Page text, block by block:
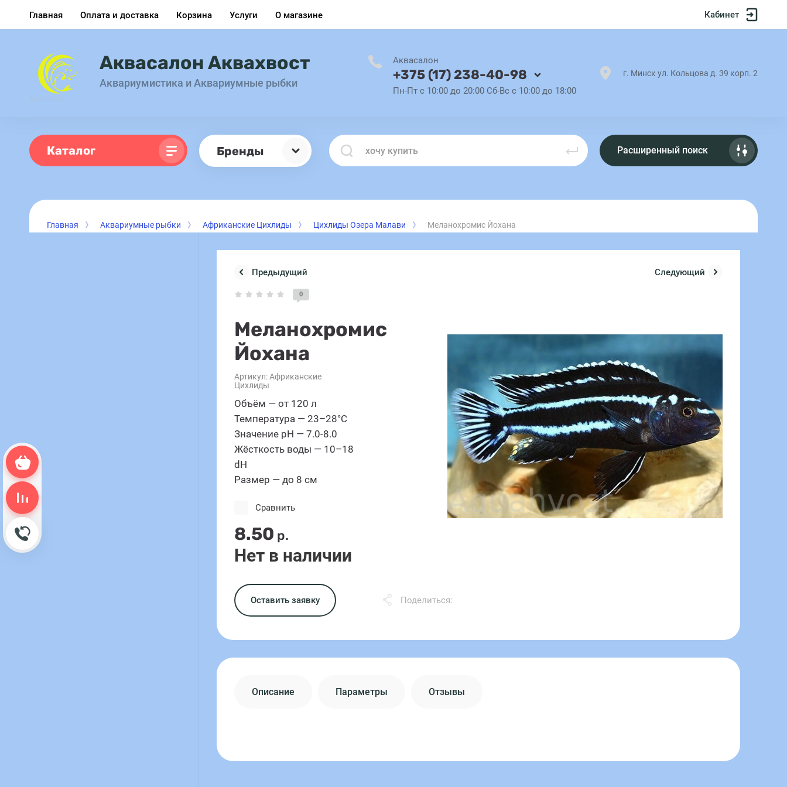
Корзина пуста
Обратный звонок
Главная Оплата и доставка Корзина Услуги О магазине Кабинет
Аквасалон Аквахвост
Аквариумистика и Аквариумные рыбки
Аквасалон
+375 (17) 238-40-98
Пн-Пт с 10:00 до 20:00 Сб-Вс с 10:00 до 18:00
г. Минск ул. Кольцова д. 39 корп. 2
Каталог Бренды Расширенный поиск
Главная Аквариумные рыбки Африканские Цихлиды Цихлиды Озера Малави Меланохромис Йохана
Предыдущий Следующий
0
Меланохромис
Йохана
Артикул:Африканские
Цихлиды
Объём — от 120 л
Температура — 23–28°C
Значение pH — 7.0-8.0
Жёсткость воды — 10–18
dH
Размер — до 8 см
8.50 р.
Нет в наличии
Сравнить
Оставить заявку Поделиться:
Описание Параметры Отзывы